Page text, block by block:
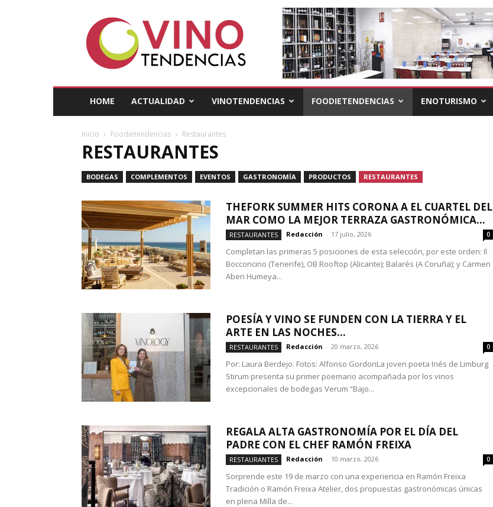
Vino
Tendencias
HOME ACTUALIDAD VINOTENDENCIAS FOODIETENDENCIAS ENOTURISMO
Inicio Foodietendencias Restaurantes
RESTAURANTES
BODEGAS COMPLEMENTOS EVENTOS GASTRONOMÍA PRODUCTOS RESTAURANTES
THEFORK SUMMER HITS CORONA A EL CUARTEL DEL
MAR COMO LA MEJOR TERRAZA GASTRONÓMICA...
RESTAURANTES Redacción - 17 julio, 2026 0
Completan las primeras 5 posiciones de esta selección, por este orden: Il
Bocconcino (Tenerife), OB Rooftop (Alicante); Balarés (A Coruña); y Carmen
Aben Humeya...
POESÍA Y VINO SE FUNDEN CON LA TIERRA Y EL
ARTE EN LAS NOCHES...
RESTAURANTES Redacción - 20 marzo, 2026 0
Por: Laura Berdejo. Fotos: Alfonso GordonLa joven poeta Inés de Limburg
Stirum presenta su primer poemario acompañada por los vinos
excepcionales de bodegas Verum “Bajo...
REGALA ALTA GASTRONOMÍA POR EL DÍA DEL
PADRE CON EL CHEF RAMÓN FREIXA
RESTAURANTES Redacción - 10 marzo, 2026 0
Sorprende este 19 de marzo con una experiencia en Ramón Freixa
Tradición o Ramón Freixa Atelier, dos propuestas gastronómicas únicas
en plena Milla de...